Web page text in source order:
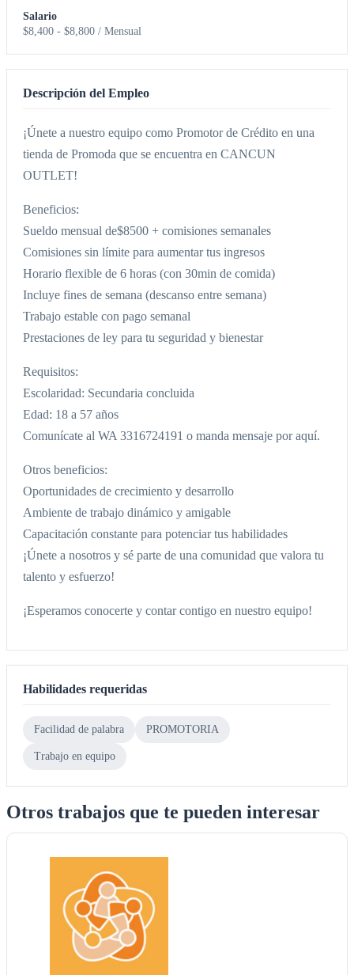
Salario
$8,400 - $8,800 / Mensual
Descripción del Empleo
¡Únete a nuestro equipo como Promotor de Crédito en una
tienda de Promoda que se encuentra en CANCUN
OUTLET!
Beneficios:
Sueldo mensual de$8500 + comisiones semanales
Comisiones sin límite para aumentar tus ingresos
Horario flexible de 6 horas (con 30min de comida)
Incluye fines de semana (descanso entre semana)
Trabajo estable con pago semanal
Prestaciones de ley para tu seguridad y bienestar
Requisitos:
Escolaridad: Secundaria concluida
Edad: 18 a 57 años
Comunícate al WA 3316724191 o manda mensaje por aquí.
Otros beneficios:
Oportunidades de crecimiento y desarrollo
Ambiente de trabajo dinámico y amigable
Capacitación constante para potenciar tus habilidades
¡Únete a nosotros y sé parte de una comunidad que valora tu
talento y esfuerzo!
¡Esperamos conocerte y contar contigo en nuestro equipo!
Habilidades requeridas
Facilidad de palabra PROMOTORIA
Trabajo en equipo
Otros trabajos que te pueden interesar